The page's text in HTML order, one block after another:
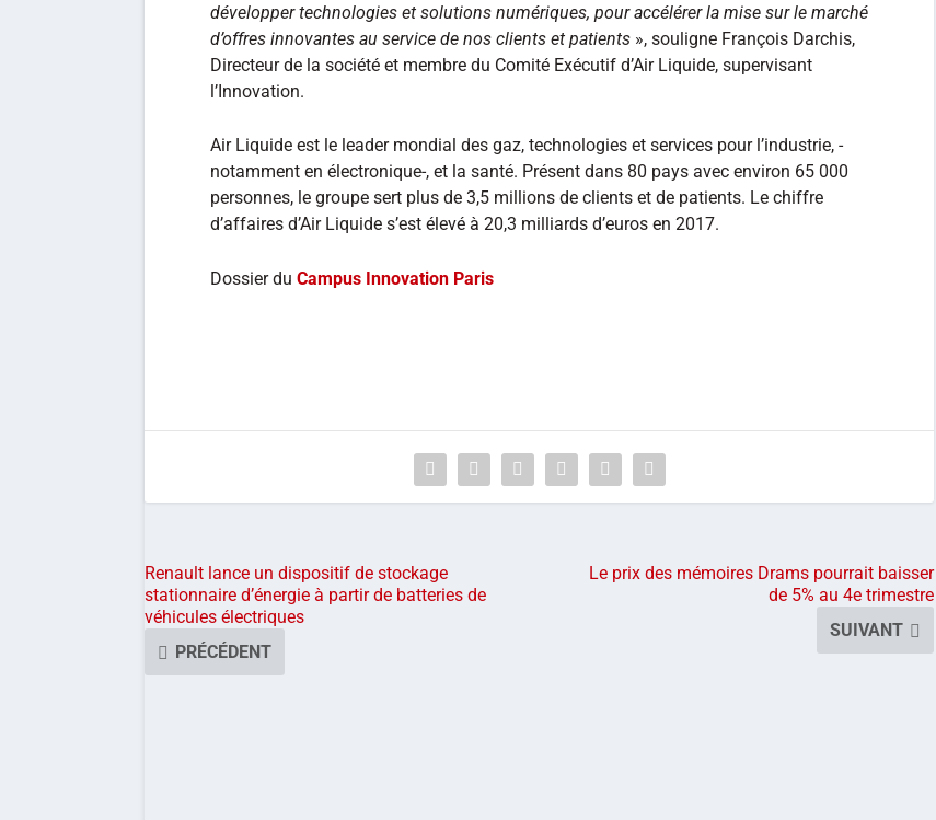
développer technologies et solutions numériques, pour accélérer la mise sur le marché
d’offres innovantes au service de nos clients et patients », souligne François Darchis,
Directeur de la société et membre du Comité Exécutif d’Air Liquide, supervisant
l’Innovation.
Air Liquide est le leader mondial des gaz, technologies et services pour l’industrie, -
notamment en électronique-, et la santé. Présent dans 80 pays avec environ 65 000
personnes, le groupe sert plus de 3,5 millions de clients et de patients. Le chiffre
d’affaires d’Air Liquide s’est élevé à 20,3 milliards d’euros en 2017.
Dossier du Campus Innovation Paris
Renault lance un dispositif de stockage
stationnaire d’énergie à partir de batteries de
véhicules électriques
PRÉCÉDENT
Le prix des mémoires Drams pourrait baisser
de 5% au 4e trimestre
SUIVANT